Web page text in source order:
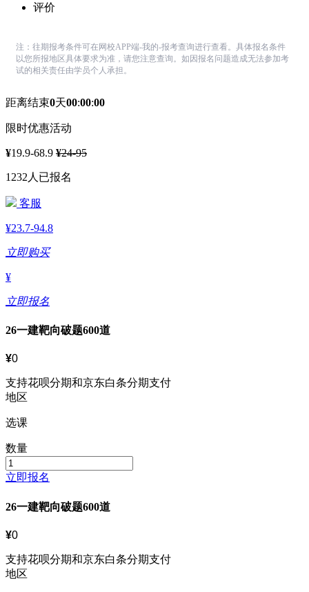
评价
注：往期报考条件可在网校APP端-我的-报考查询进行查看。具体报名条件
以您所报地区具体要求为准，请您注意查询。如因报名问题造成无法参加考
试的相关责任由学员个人承担。
距离结束0天00:00:00
限时优惠活动
¥19.9-68.9 ¥24-95
1232人已报名
客服
¥23.7-94.8
立即购买
¥
立即报名
26一建靶向破题600道
¥0
支持花呗分期和京东白条分期支付
地区
选课
数量
立即报名
26一建靶向破题600道
¥0
支持花呗分期和京东白条分期支付
地区